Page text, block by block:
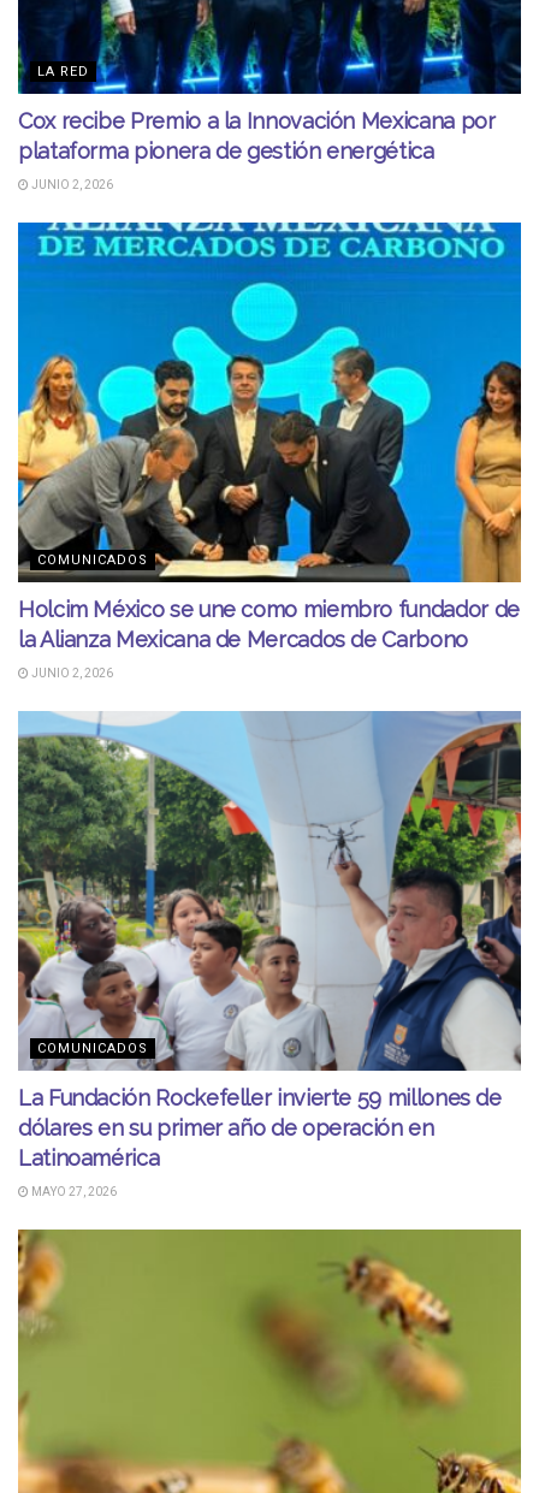
LA RED
Cox recibe Premio a la Innovación Mexicana por
plataforma pionera de gestión energética
JUNIO 2, 2026
COMUNICADOS
Holcim México se une como miembro fundador de
la Alianza Mexicana de Mercados de Carbono
JUNIO 2, 2026
COMUNICADOS
La Fundación Rockefeller invierte 59 millones de
dólares en su primer año de operación en
Latinoamérica
MAYO 27, 2026